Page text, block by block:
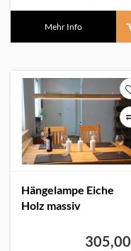
Mehr Info
Hängelampe Eiche
Holz massiv
305,00